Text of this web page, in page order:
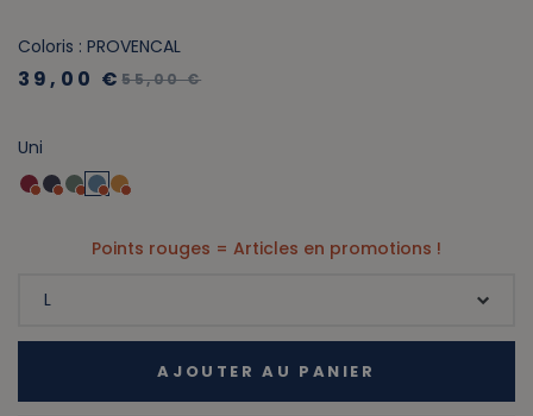
Coloris : PROVENCAL
39,00 €55,00 €
Uni
Points rouges = Articles en promotions !
AJOUTER AU PANIER